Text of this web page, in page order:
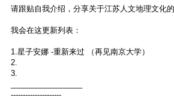
请跟贴自我介绍，分享关于江苏人文地理文化
我会在这更新列表：
1.星子安娜 -重新来过 （再见南京大学）
2.
3.
---------------------